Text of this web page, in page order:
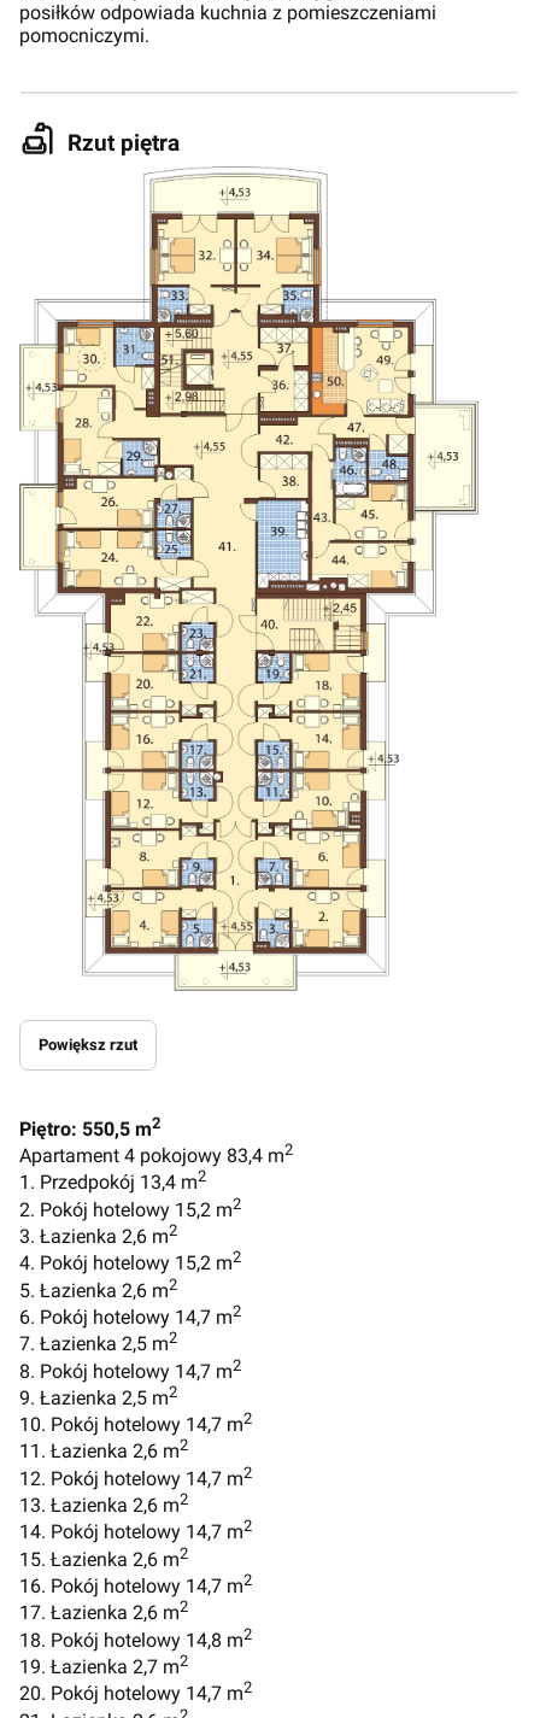
posiłków odpowiada kuchnia z pomieszczeniami
pomocniczymi.
Rzut piętra
Powiększ rzut
Piętro: 550,5 m2
Apartament 4 pokojowy 83,4 m2
1. Przedpokój 13,4 m2
2. Pokój hotelowy 15,2 m2
3. Łazienka 2,6 m2
4. Pokój hotelowy 15,2 m2
5. Łazienka 2,6 m2
6. Pokój hotelowy 14,7 m2
7. Łazienka 2,5 m2
8. Pokój hotelowy 14,7 m2
9. Łazienka 2,5 m2
10. Pokój hotelowy 14,7 m2
11. Łazienka 2,6 m2
12. Pokój hotelowy 14,7 m2
13. Łazienka 2,6 m2
14. Pokój hotelowy 14,7 m2
15. Łazienka 2,6 m2
16. Pokój hotelowy 14,7 m2
17. Łazienka 2,6 m2
18. Pokój hotelowy 14,8 m2
19. Łazienka 2,7 m2
20. Pokój hotelowy 14,7 m2